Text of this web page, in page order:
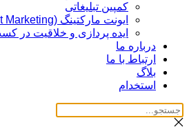
کمپین تبلیغاتی
ایونت مارکتینگ (Event Marketing)
ایده پردازی و خلاقیت در
درباره ما
ارتباط با ما
بلاگ
استخدام